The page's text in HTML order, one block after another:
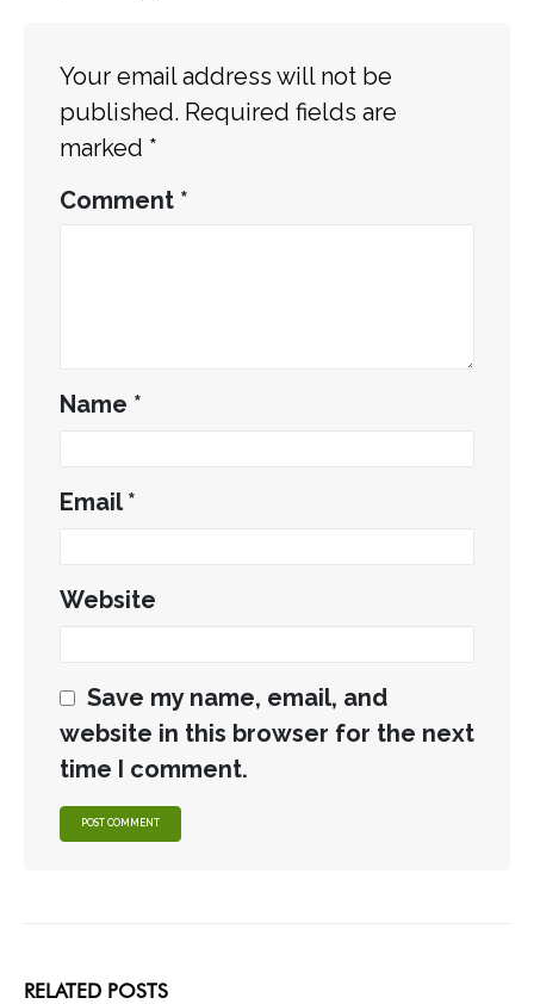
Your email address will not be
published. Required fields are
marked *
Comment *
Name *
Email*
Website
Save my name, email, and
website in this browser for the next
time I comment.
RELATED POSTS